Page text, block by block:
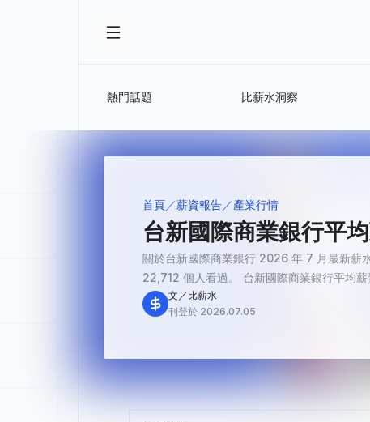
熱門話題 比薪水洞察
首頁 薪資報告 產業行情
台新國際商業銀行平
關於台新國際商業銀行 2026 年 7 月最新薪
22,712 個人看過。 台新國際商業銀行平均
文／比薪水
刊登於 2026.07.05